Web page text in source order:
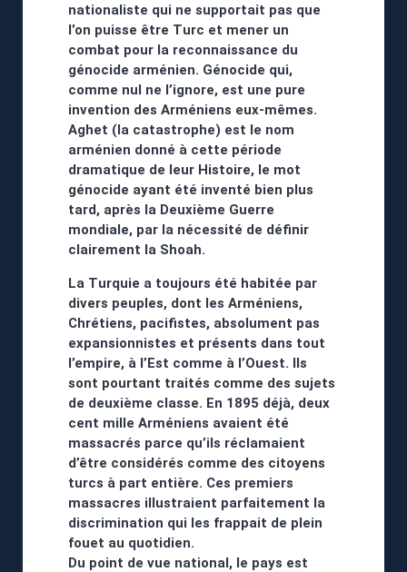
nationaliste qui ne supportait pas que
l’on puisse être Turc et mener un
combat pour la reconnaissance du
génocide arménien. Génocide qui,
comme nul ne l’ignore, est une pure
invention des Arméniens eux-mêmes.
Aghet (la catastrophe) est le nom
arménien donné à cette période
dramatique de leur Histoire, le mot
génocide ayant été inventé bien plus
tard, après la Deuxième Guerre
mondiale, par la nécessité de définir
clairement la Shoah.
La Turquie a toujours été habitée par
divers peuples, dont les Arméniens,
Chrétiens, pacifistes, absolument pas
expansionnistes et présents dans tout
l’empire, à l’Est comme à l’Ouest. Ils
sont pourtant traités comme des sujets
de deuxième classe. En 1895 déjà, deux
cent mille Arméniens avaient été
massacrés parce qu’ils réclamaient
d’être considérés comme des citoyens
turcs à part entière. Ces premiers
massacres illustraient parfaitement la
discrimination qui les frappait de plein
fouet au quotidien.
Du point de vue national, le pays est